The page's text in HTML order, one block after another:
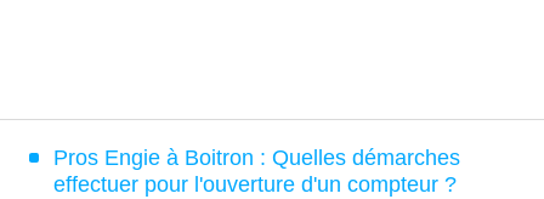
Pros Engie à Boitron : Quelles démarches
effectuer pour l'ouverture d'un compteur ?